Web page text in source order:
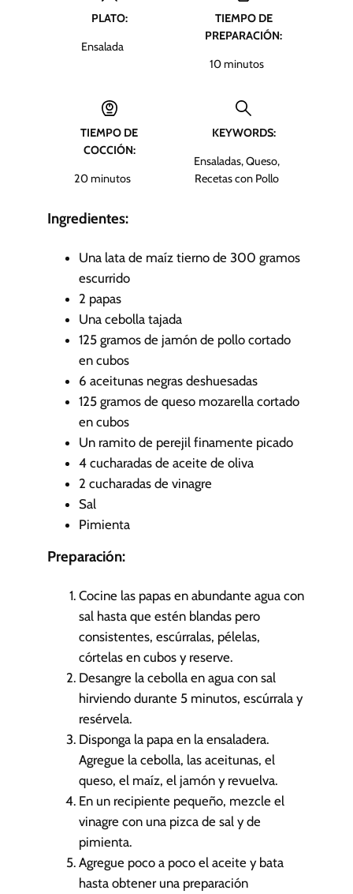
PLATO:
Ensalada
TIEMPO DE
PREPARACIÓN:
10m
t
s
minutos
TIEMPO DE
COCCIÓN:
20m
n
o
s
minutos
KEYWORDS:
Ensaladas, Queso,
Recetas con Pollo
Ingredientes:
Una lata de maíz tierno de 300 gramos
escurrido
2 papas
Una cebolla tajada
125 gramos de jamón de pollo cortado
en cubos
6 aceitunas negras deshuesadas
125 gramos de queso mozarella cortado
en cubos
Un ramito de perejil finamente picado
4 cucharadas de aceite de oliva
2 cucharadas de vinagre
Sal
Pimienta
Preparación:
Cocine las papas en abundante agua con
sal hasta que estén blandas pero
consistentes, escúrralas, pélelas,
córtelas en cubos y reserve.
Desangre la cebolla en agua con sal
hirviendo durante 5 minutos, escúrrala y
resérvela.
Disponga la papa en la ensaladera.
Agregue la cebolla, las aceitunas, el
queso, el maíz, el jamón y revuelva.
En un recipiente pequeño, mezcle el
vinagre con una pizca de sal y de
pimienta.
Agregue poco a poco el aceite y bata
hasta obtener una preparación